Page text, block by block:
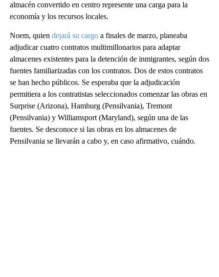
almacén convertido en centro represente una carga para la
economía y los recursos locales.
Noem, quien dejará su cargo a finales de marzo, planeaba
adjudicar cuatro contratos multimillonarios para adaptar
almacenes existentes para la detención de inmigrantes, según dos
fuentes familiarizadas con los contratos. Dos de estos contratos
se han hecho públicos. Se esperaba que la adjudicación
permitiera a los contratistas seleccionados comenzar las obras en
Surprise (Arizona), Hamburg (Pensilvania), Tremont
(Pensilvania) y Williamsport (Maryland), según una de las
fuentes. Se desconoce si las obras en los almacenes de
Pensilvania se llevarán a cabo y, en caso afirmativo, cuándo.